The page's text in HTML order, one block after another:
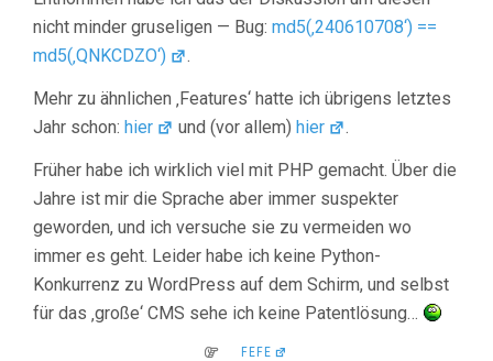
nicht minder gruseligen — Bug: md5(‚240610708‘) ==
md5(‚QNKCDZO‘)
.
Mehr zu ähnlichen ‚Features‘ hatte ich übrigens letztes
Jahr schon: hier und (vor allem)hier .
Früher habe ich wirklich viel mit PHP gemacht. Über die
Jahre ist mir die Sprache aber immer suspekter
geworden, und ich versuche sie zu vermeiden wo
immer es geht. Leider habe ich keine Python-
Konkurrenz zu WordPress auf dem Schirm, und selbst
für das ‚große‘ CMS sehe ich keine Patentlösung…
FEFE